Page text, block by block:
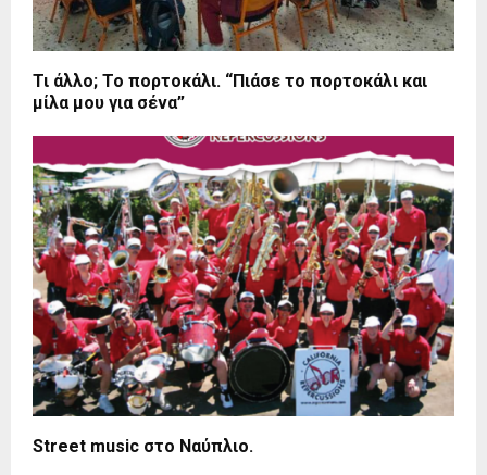
Τι άλλο; Το πορτοκάλι. “Πιάσε το πορτοκάλι και
μίλα μου για σένα”
Street music στο Ναύπλιο.